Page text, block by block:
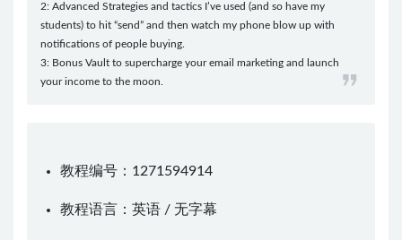
2: Advanced Strategies and tactics I’ve used (and so have my
students) to hit “send” and then watch my phone blow up with
notifications of people buying.
3: Bonus Vault to supercharge your email marketing and launch
your income to the moon.
教程编号：1271594914
教程语言：英语 / 无字幕